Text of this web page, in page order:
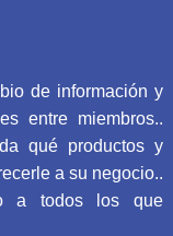
de información y
entre miembros..
qué productos y
a su negocio..
a todos los que